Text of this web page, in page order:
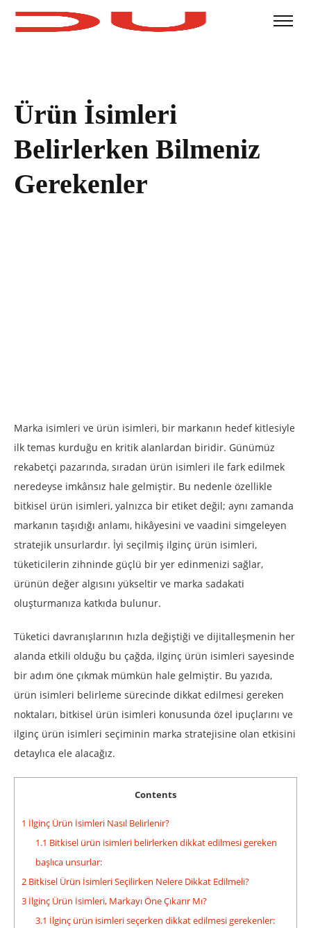
Ürün İsimleri
Belirlerken Bilmeniz
Gerekenler
Marka isimleri ve ürün isimleri, bir markanın hedef kitlesiyle
ilk temas kurduğu en kritik alanlardan biridir. Günümüz
rekabetçi pazarında, sıradan ürün isimleri ile fark edilmek
neredeyse imkânsız hale gelmiştir. Bu nedenle özellikle
bitkisel ürün isimleri, yalnızca bir etiket değil; aynı zamanda
markanın taşıdığı anlamı, hikâyesini ve vaadini simgeleyen
stratejik unsurlardır. İyi seçilmiş ilginç ürün isimleri,
tüketicilerin zihninde güçlü bir yer edinmenizi sağlar,
ürünün değer algısını yükseltir ve marka sadakati
oluşturmanıza katkıda bulunur.
Tüketici davranışlarının hızla değiştiği ve dijitalleşmenin her
alanda etkili olduğu bu çağda, ilginç ürün isimleri sayesinde
bir adım öne çıkmak mümkün hale gelmiştir. Bu yazıda,
ürün isimleri belirleme sürecinde dikkat edilmesi gereken
noktaları, bitkisel ürün isimleri konusunda özel ipuçlarını ve
ilginç ürün isimleri seçiminin marka stratejisine olan etkisini
detaylıca ele alacağız.
Contents
1 İlginç Ürün İsimleri Nasıl Belirlenir?
1.1 Bitkisel ürün isimleri belirlerken dikkat edilmesi gereken
başlıca unsurlar:
2 Bitkisel Ürün İsimleri Seçilirken Nelere Dikkat Edilmeli?
3 İlginç Ürün İsimleri, Markayı Öne Çıkarır Mı?
3.1 İlginç ürün isimleri seçerken dikkat edilmesi gerekenler: